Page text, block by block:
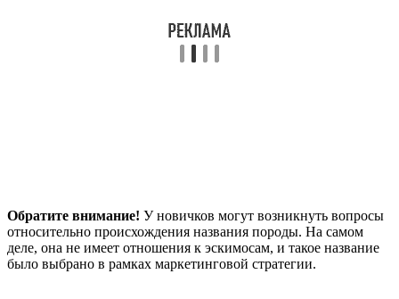
Обратите внимание! У новичков могут возникнуть вопросы
относительно происхождения названия породы. На самом
деле, она не имеет отношения к эскимосам, и такое название
было выбрано в рамках маркетинговой стратегии.